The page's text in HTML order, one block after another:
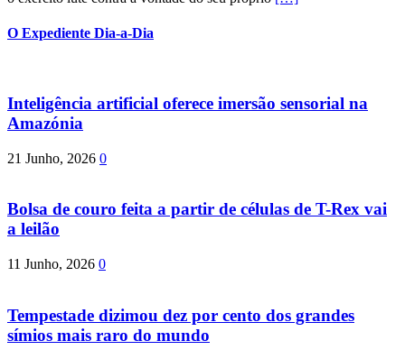
O Expediente Dia-a-Dia
Inteligência artificial oferece imersão sensorial na
Amazónia
21 Junho, 2026 0
Bolsa de couro feita a partir de células de T-Rex vai
a leilão
11 Junho, 2026 0
Tempestade dizimou dez por cento dos grandes
símios mais raro do mundo